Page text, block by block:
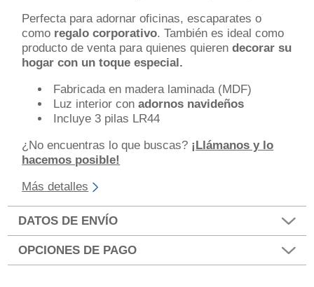
Perfecta para adornar oficinas, escaparates o
como regalo corporativo. También es ideal como
producto de venta para quienes quierendecorar su
hogar con un toque especial.
Fabricada en madera laminada (MDF)
Luz interior con adornos navideños
Incluye 3 pilas LR44
¿No encuentras lo que buscas? ¡Llámanos y lo
hacemos posible!
Más detalles
DATOS DE ENVÍO
OPCIONES DE PAGO